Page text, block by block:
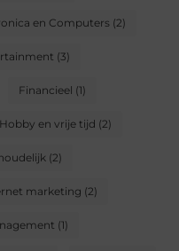
en Computers (2)
(3)
Financieel (1)
Hobby en vrije tijd (2)
(2)
marketing (2)
(1)